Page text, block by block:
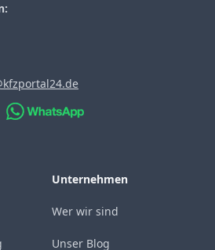
Unternehmen
Wer wir sind
Unser Blog